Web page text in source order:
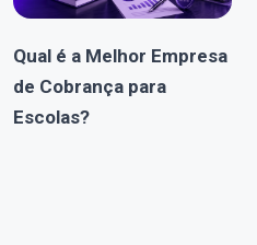
Qual é a Melhor Empresa
de Cobrança para
Escolas?